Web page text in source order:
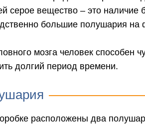
серое вещество – это наличие
большие полушария
мозга человек способен
долгий период времени.
расположены два